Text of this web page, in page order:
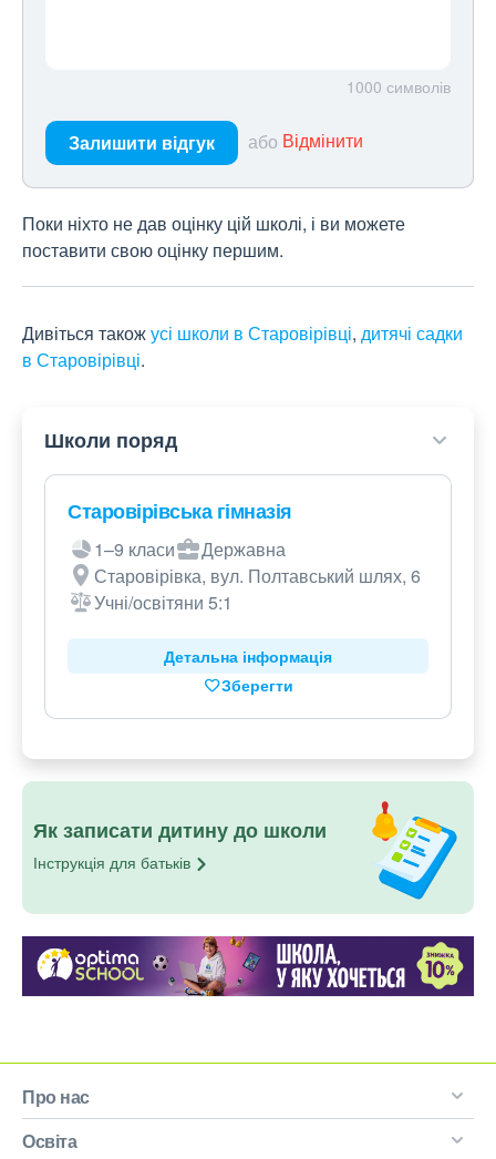
1000 символів
Залишити відгук або Відмінити
Поки ніхто не дав оцінку цій школі, і ви можете
поставити свою оцінку першим.
Дивіться такожусі школи в Старовірівці, дитячі садки
в Старовірівці.
Школи поряд
Старовірівська гімназія
1–9 класи
Державна
Старовірівка, вул. Полтавський шлях, 6
Учні/освітяни 5:1
Детальна інформація
Зберегти
Як записати дитину до школи
Інструкція для батьків
Про нас
Освіта